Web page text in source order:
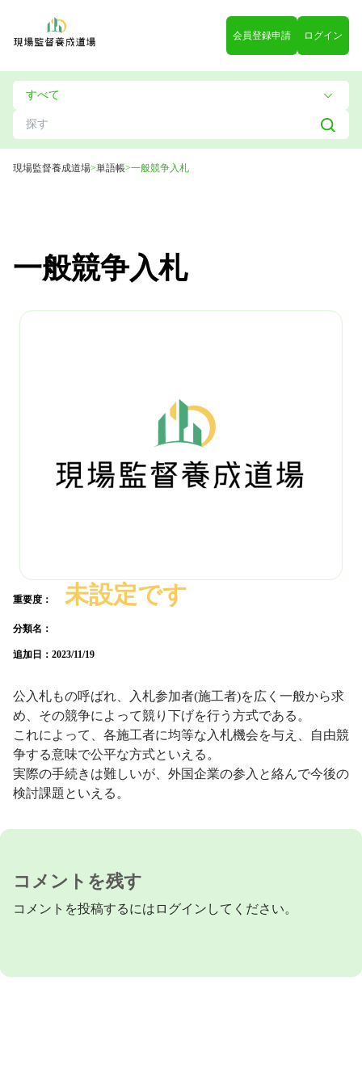
会員登録申請 ログイン
現場監督養成道場>単語帳>一般競争入札
一般競争入札
重要度： 未設定です
分類名：
追加日： 2023/11/19
公入札もの呼ばれ、入札参加者(施工者)を広く一般から求
め、その競争によって競り下げを行う方式である。
これによって、各施工者に均等な入札機会を与え、自由競
争する意味で公平な方式といえる。
実際の手続きは難しいが、外国企業の参入と絡んで今後の
検討課題といえる。
コメントを残す
コメントを投稿するには ログイン してください。